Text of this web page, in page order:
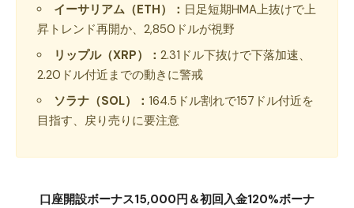
イーサリアム（ETH）： 日足短期HMA上抜けで上
昇トレンド再開か、2,850ドルが視野
リップル（XRP）： 2.31ドル下抜けで下落加速、
2.20ドル付近までの動きに警戒
ソラナ（SOL）： 164.5ドル割れで157ドル付近を
目指す、戻り売りに要注意
口座開設ボーナス15,000円＆初回入金120%ボーナ